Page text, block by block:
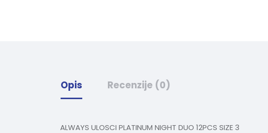
Opis Recenzije (0)
ALWAYS ULOSCI PLATINUM NIGHT DUO 12PCS SIZE 3